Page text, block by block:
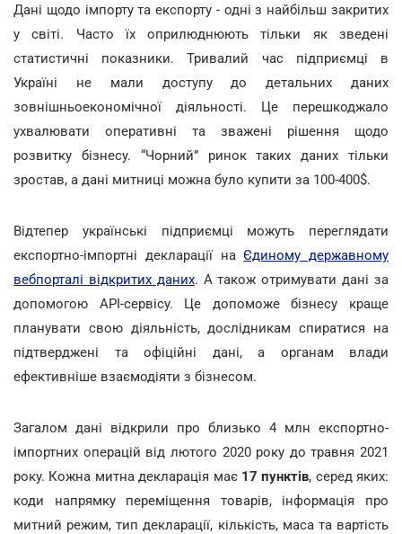
Дані щодо імпорту та експорту - одні з найбільш закритих
у світі. Часто їх оприлюднюють тільки як зведені
статистичні показники. Тривалий час підприємці в
Україні не мали доступу до детальних даних
зовнішньоекономічної діяльності. Це перешкоджало
ухвалювати оперативні та зважені рішення щодо
розвитку бізнесу. “Чорний” ринок таких даних тільки
зростав, а дані митниці можна було купити за 100-400$.
Відтепер українські підприємці можуть переглядати
експортно-імпортні декларації наЄдиному державному
вебпорталі відкритих даних. А також отримувати дані за
допомогою API-сервісу. Це допоможе бізнесу краще
планувати свою діяльність, дослідникам спиратися на
підтверджені та офіційні дані, а органам влади
ефективніше взаємодіяти з бізнесом.
Загалом дані відкрили про близько 4 млн експортно-
імпортних операцій від лютого 2020 року до травня 2021
року. Кожна митна декларація має17 пунктів, серед яких:
коди напрямку переміщення товарів, інформація про
митний режим, тип декларації, кількість, маса та вартість